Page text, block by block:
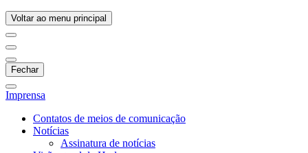
Voltar ao menu principal
Fechar
Imprensa
Contatos de meios de comunicação
Notícias
Assinatura de notícias